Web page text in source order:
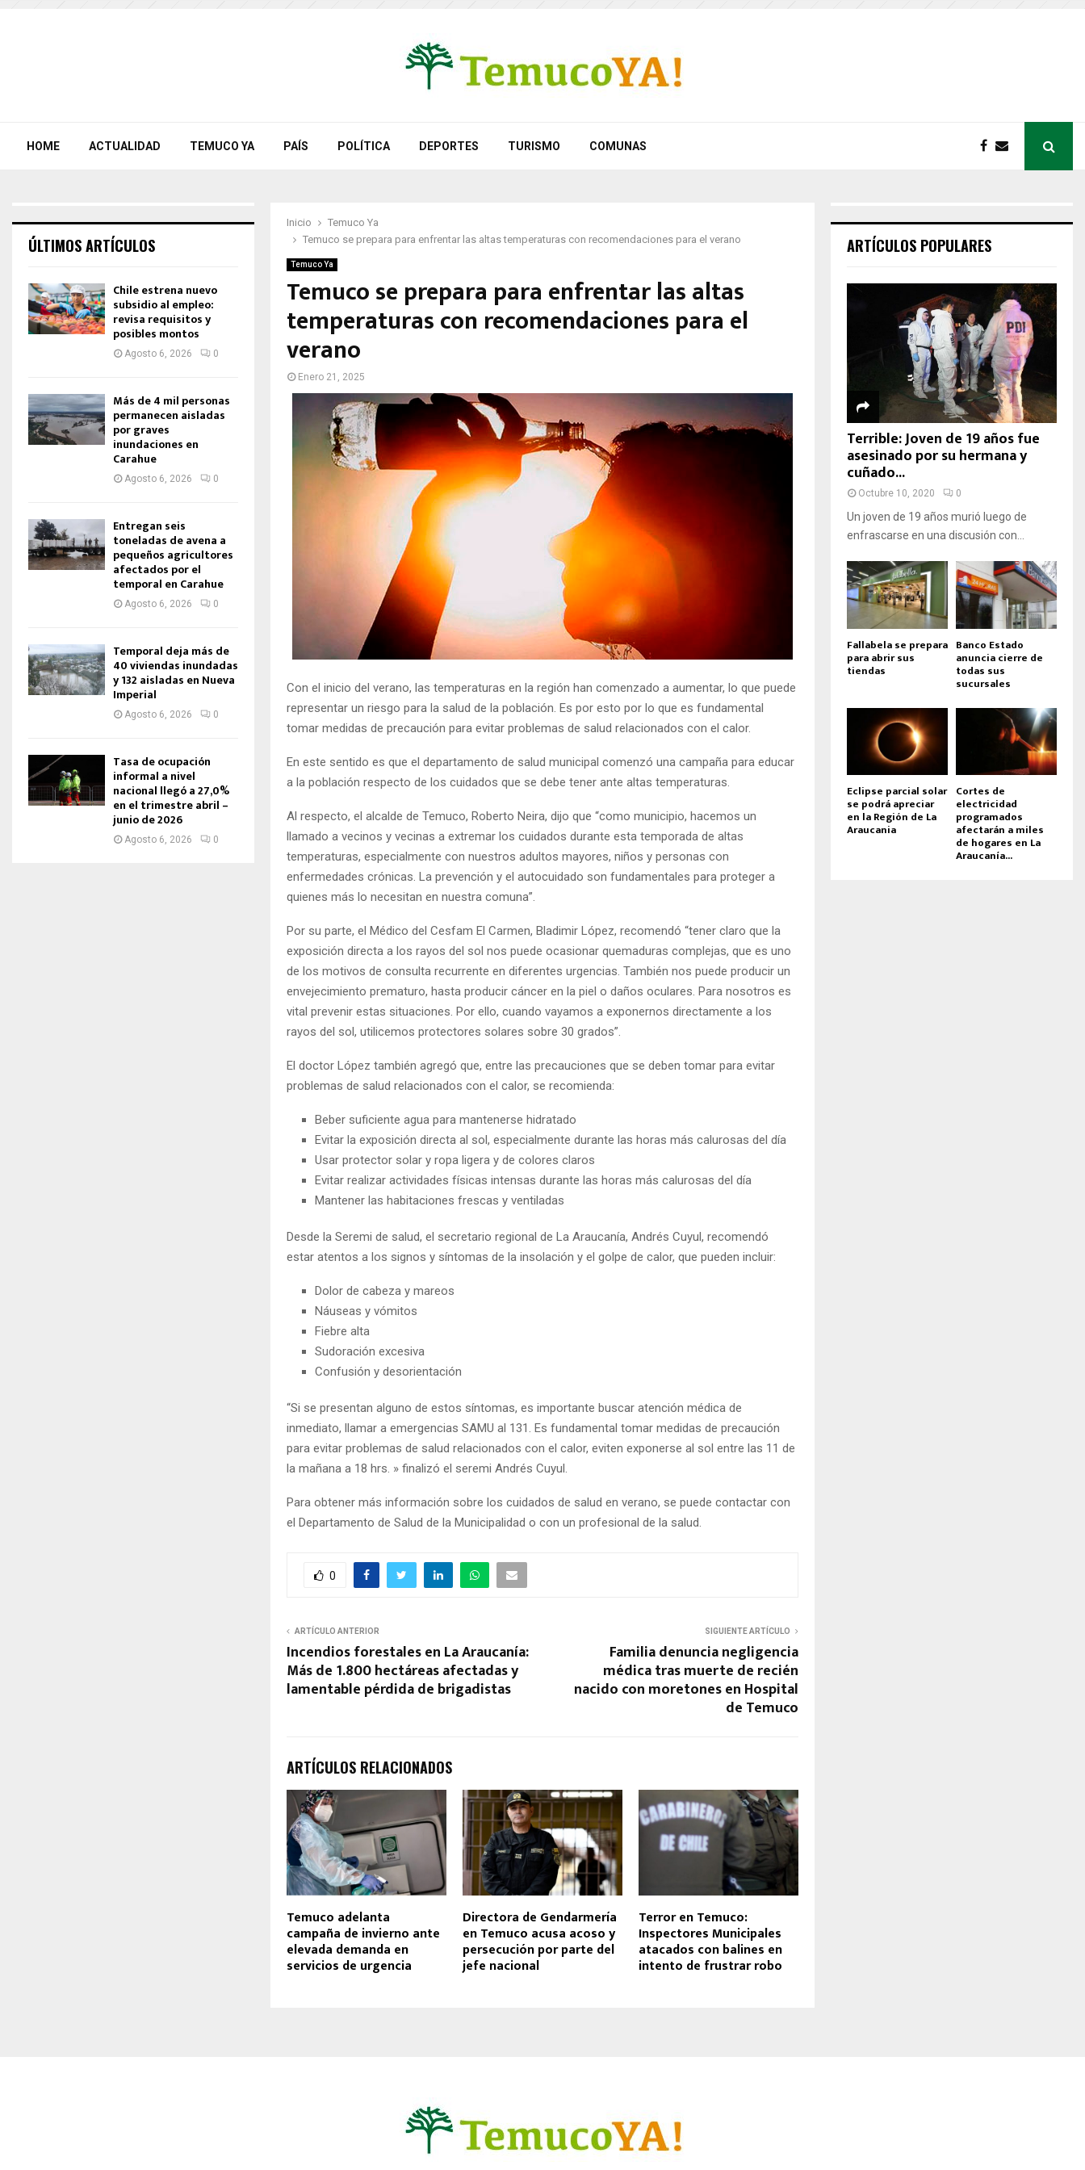
HOME ACTUALIDAD TEMUCO YA PAÍS POLÍTICA DEPORTES TURISMO COMUNAS
Inicio
Temuco Ya
Temuco se prepara para enfrentar las altas temperaturas con recomendaciones para el verano
Temuco Ya
Temuco se prepara para enfrentar las altas
temperaturas con recomendaciones para el
verano
Enero 21, 2025
Con el inicio del verano, las temperaturas en la región han comenzado a aumentar, lo que puede
representar un riesgo para la salud de la población. Es por esto por lo que es fundamental
tomar medidas de precaución para evitar problemas de salud relacionados con el calor.
En este sentido es que el departamento de salud municipal comenzó una campaña para educar
a la población respecto de los cuidados que se debe tener ante altas temperaturas.
Al respecto, el alcalde de Temuco, Roberto Neira, dijo que “como municipio, hacemos un
llamado a vecinos y vecinas a extremar los cuidados durante esta temporada de altas
temperaturas, especialmente con nuestros adultos mayores, niños y personas con
enfermedades crónicas. La prevención y el autocuidado son fundamentales para proteger a
quienes más lo necesitan en nuestra comuna”.
Por su parte, el Médico del Cesfam El Carmen, Bladimir López, recomendó “tener claro que la
exposición directa a los rayos del sol nos puede ocasionar quemaduras complejas, que es uno
de los motivos de consulta recurrente en diferentes urgencias. También nos puede producir un
envejecimiento prematuro, hasta producir cáncer en la piel o daños oculares. Para nosotros es
vital prevenir estas situaciones. Por ello, cuando vayamos a exponernos directamente a los
rayos del sol, utilicemos protectores solares sobre 30 grados”.
El doctor López también agregó que, entre las precauciones que se deben tomar para evitar
problemas de salud relacionados con el calor, se recomienda:
Beber suficiente agua para mantenerse hidratado
Evitar la exposición directa al sol, especialmente durante las horas más calurosas del día
Usar protector solar y ropa ligera y de colores claros
Evitar realizar actividades físicas intensas durante las horas más calurosas del día
Mantener las habitaciones frescas y ventiladas
Desde la Seremi de salud, el secretario regional de La Araucanía, Andrés Cuyul, recomendó
estar atentos a los signos y síntomas de la insolación y el golpe de calor, que pueden incluir:
Dolor de cabeza y mareos
Náuseas y vómitos
Fiebre alta
Sudoración excesiva
Confusión y desorientación
“Si se presentan alguno de estos síntomas, es importante buscar atención médica de
inmediato, llamar a emergencias SAMU al 131. Es fundamental tomar medidas de precaución
para evitar problemas de salud relacionados con el calor, eviten exponerse al sol entre las 11 de
la mañana a 18 hrs. » finalizó el seremi Andrés Cuyul.
Para obtener más información sobre los cuidados de salud en verano, se puede contactar con
el Departamento de Salud de la Municipalidad o con un profesional de la salud.
0
ARTÍCULO ANTERIOR
Incendios forestales en La Araucanía:
Más de 1.800 hectáreas afectadas y
lamentable pérdida de brigadistas
SIGUIENTE ARTÍCULO
Familia denuncia negligencia
médica tras muerte de recién
nacido con moretones en Hospital
de Temuco
ARTÍCULOS RELACIONADOS
Temuco adelanta
campaña de invierno ante
elevada demanda en
servicios de urgencia
Directora de Gendarmería
en Temuco acusa acoso y
persecución por parte del
jefe nacional
Terror en Temuco:
Inspectores Municipales
atacados con balines en
intento de frustrar robo
ÚLTIMOS ARTÍCULOS
Chile estrena nuevo
subsidio al empleo:
revisa requisitos y
posibles montos
Agosto 6, 2026 0
Más de 4 mil personas
permanecen aisladas
por graves
inundaciones en
Carahue
Agosto 6, 2026 0
Entregan seis
toneladas de avena a
pequeños agricultores
afectados por el
temporal en Carahue
Agosto 6, 2026 0
Temporal deja más de
40 viviendas inundadas
y 132 aisladas en Nueva
Imperial
Agosto 6, 2026 0
Tasa de ocupación
informal a nivel
nacional llegó a 27,0%
en el trimestre abril –
junio de 2026
Agosto 6, 2026 0
ARTÍCULOS POPULARES
Terrible: Joven de 19 años fue
asesinado por su hermana y
cuñado...
Octubre 10, 2020 0
Un joven de 19 años murió luego de
enfrascarse en una discusión con...
Fallabela se prepara
para abrir sus
tiendas
Banco Estado
anuncia cierre de
todas sus
sucursales
Eclipse parcial solar
se podrá apreciar
en la Región de La
Araucania
Cortes de
electricidad
programados
afectarán a miles
de hogares en La
Araucanía...